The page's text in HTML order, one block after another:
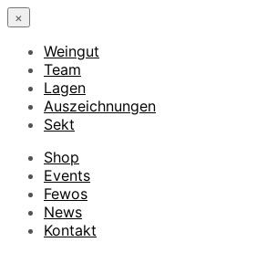
×
Weingut
Team
Lagen
Auszeichnungen
Sekt
Shop
Events
Fewos
News
Kontakt